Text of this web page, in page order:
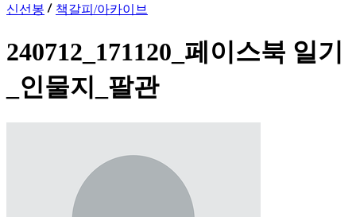
신선봉
책갈피/아카이브
240712_171120_페이스북 일기
_인물지_팔관